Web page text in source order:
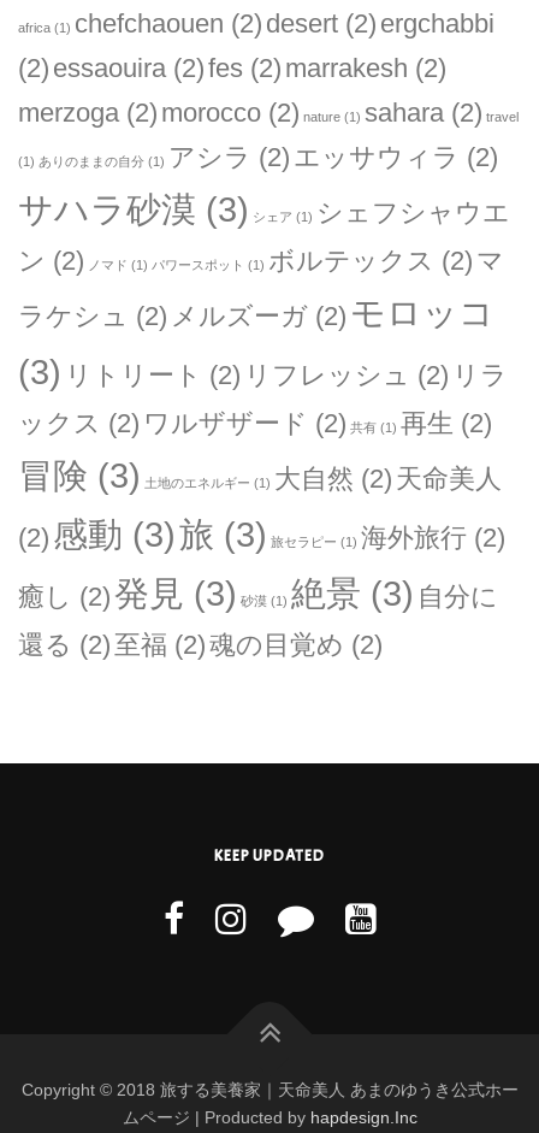
africa (1) chefchaouen (2) desert (2) ergchabbi
(2) essaouira(2)fes (2) marrakesh (2)
merzoga(2) morocco (2) nature (1) sahara(2) travel
(1) ありのままの自分 (1) アシラ (2) エッサウィラ (2)
サハラ砂漠 (3) シェア (1) シェフシャウエ
ン (2) ノマド (1) パワースポット (1) ボルテックス (2) マ
ラケシュ (2) メルズーガ (2) モロッコ
(3) リトリート (2) リフレッシュ (2) リラ
ックス (2) ワルザザード (2) 共有 (1) 再生 (2)
冒険 (3) 土地のエネルギー (1) 大自然 (2) 天命美人
(2) 感動 (3)旅 (3) 旅セラピー (1) 海外旅行 (2)
癒し (2) 発見 (3) 砂漠 (1) 絶景 (3) 自分に
還る (2) 至福 (2)魂の目覚め (2)
KEEP UPDATED
Copyright © 2018 旅する美養家｜天命美人 あまのゆうき公式ホー
ムページ | Producted by hapdesign.Inc